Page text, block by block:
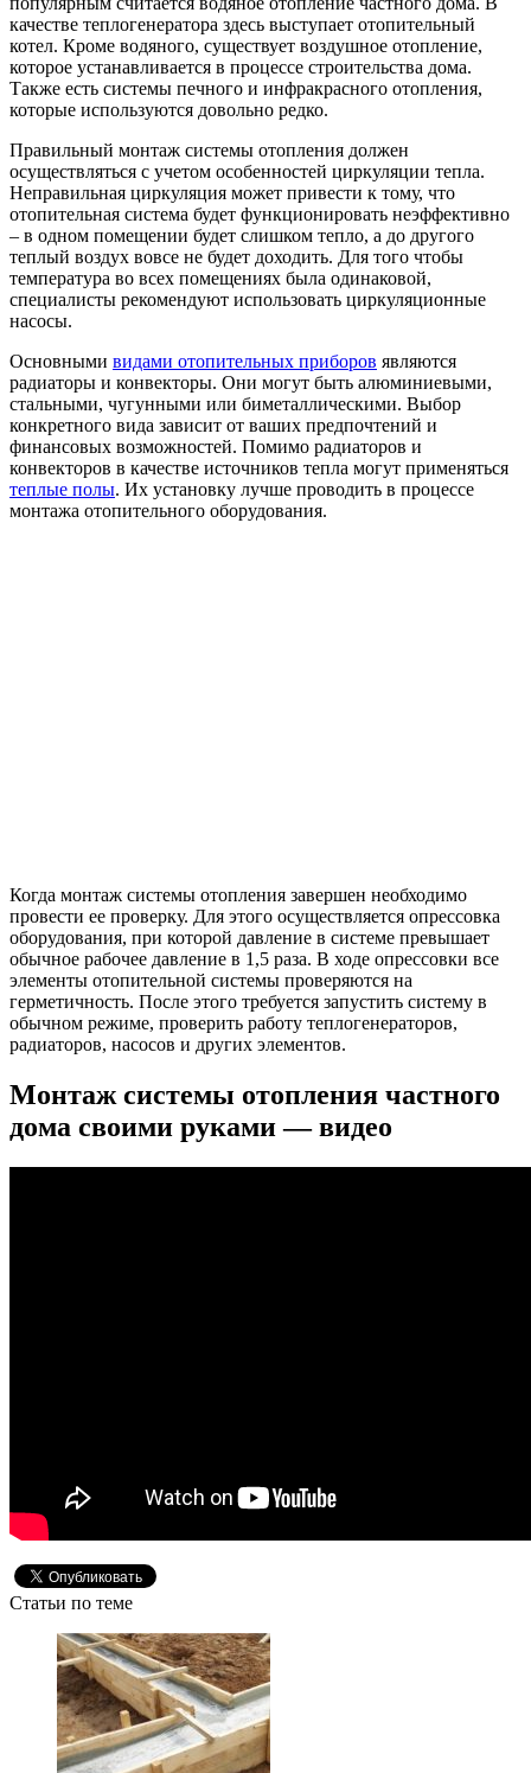
качестве теплогенератора здесь выступает отопительный
котел. Кроме водяного, существует воздушное отопление,
которое устанавливается в процессе строительства дома.
Также есть системы печного и инфракрасного отопления,
которые используются довольно редко.
Правильный монтаж системы отопления должен
осуществляться с учетом особенностей циркуляции тепла.
Неправильная циркуляция может привести к тому, что
отопительная система будет функционировать неэффективно
– в одном помещении будет слишком тепло, а до другого
теплый воздух вовсе не будет доходить. Для того чтобы
температура во всех помещениях была одинаковой,
специалисты рекомендуют использовать циркуляционные
насосы.
Основными видами отопительных приборов являются
радиаторы и конвекторы. Они могут быть алюминиевыми,
стальными, чугунными или биметаллическими. Выбор
конкретного вида зависит от ваших предпочтений и
финансовых возможностей. Помимо радиаторов и
конвекторов в качестве источников тепла могут применяться
теплые полы. Их установку лучше проводить в процессе
монтажа отопительного оборудования.
Когда монтаж системы отопления завершен необходимо
провести ее проверку. Для этого осуществляется опрессовка
оборудования, при которой давление в системе превышает
обычное рабочее давление в 1,5 раза. В ходе опрессовки все
элементы отопительной системы проверяются на
герметичность. После этого требуется запустить систему в
обычном режиме, проверить работу теплогенераторов,
радиаторов, насосов и других элементов.
Монтаж системы отопления частного
дома своими руками — видео
Статьи по теме